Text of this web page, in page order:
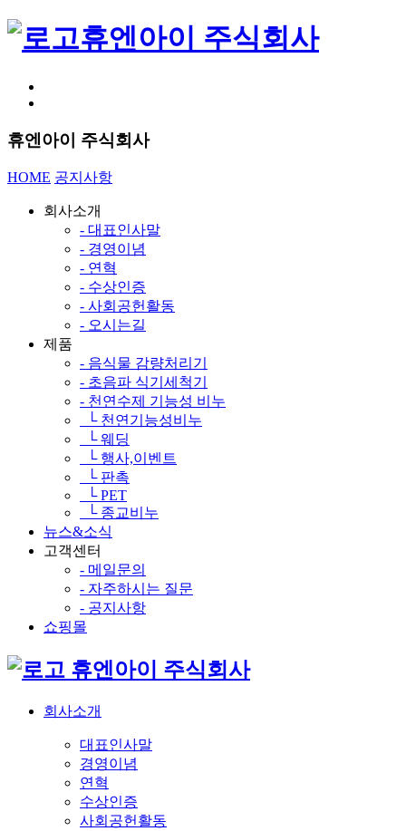
휴엔아이 주식회사
휴엔아이 주식회사
HOME 공지사항
회사소개
- 대표인사말
- 경영이념
- 연혁
- 수상인증
- 사회공헌활동
- 오시는길
제품
- 음식물 감량처리기
- 초음파 식기세척기
- 천연수제 기능성 비누
└ 천연기능성비누
└ 웨딩
└ 행사,이벤트
└ 판촉
└ PET
└ 종교비누
뉴스&소식
고객센터
- 메일문의
- 자주하시는 질문
- 공지사항
쇼핑몰
휴엔아이 주식회사
회사소개
대표인사말
경영이념
연혁
수상인증
사회공헌활동